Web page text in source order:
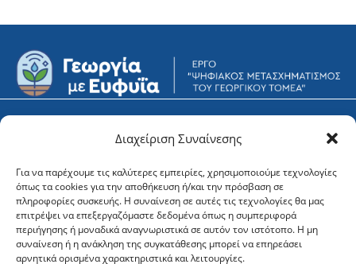
Διαχείριση Συναίνεσης
Για να παρέχουμε τις καλύτερες εμπειρίες, χρησιμοποιούμε τεχνολογίες
όπως τα cookies για την αποθήκευση ή/και την πρόσβαση σε
πληροφορίες συσκευής. Η συναίνεση σε αυτές τις τεχνολογίες θα μας
επιτρέψει να επεξεργαζόμαστε δεδομένα όπως η συμπεριφορά
περιήγησης ή μοναδικά αναγνωριστικά σε αυτόν τον ιστότοπο. Η μη
συναίνεση ή η ανάκληση της συγκατάθεσης μπορεί να επηρεάσει
αρνητικά ορισμένα χαρακτηριστικά και λειτουργίες.
Υποστήριξη
Φορείς
Newsletter